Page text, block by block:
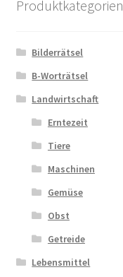
Produktkategorien
Bilderrätsel
B-Worträtsel
Landwirtschaft
Erntezeit
Tiere
Maschinen
Gemüse
Obst
Getreide
Lebensmittel